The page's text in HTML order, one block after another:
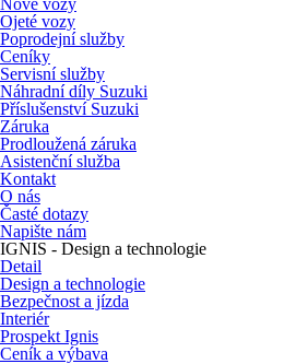
Nové vozy
Ojeté vozy
Poprodejní služby
Ceníky
Servisní služby
Náhradní díly Suzuki
Příslušenství Suzuki
Záruka
Prodloužená záruka
Asistenční služba
Kontakt
O nás
Časté dotazy
Napište nám
IGNIS - Design a technologie
Detail
Design a technologie
Bezpečnost a jízda
Interiér
Prospekt Ignis
Ceník a výbava